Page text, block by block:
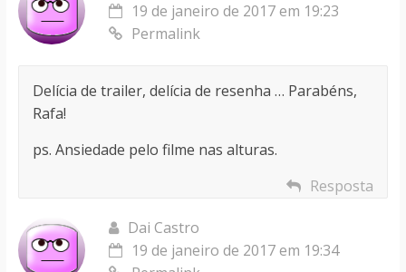
19 de janeiro de 2017 em 19:23
Permalink
Delícia de trailer, delícia de resenha … Parabéns,
Rafa!
ps. Ansiedade pelo filme nas alturas.
Resposta
Dai Castro
19 de janeiro de 2017 em 19:34